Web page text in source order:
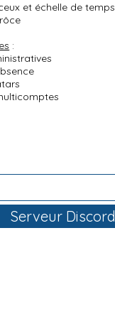
et échelle de temps
:
Serveur Discord